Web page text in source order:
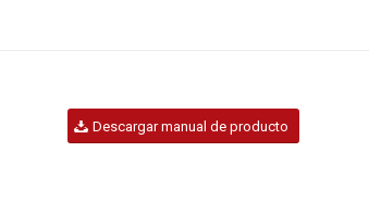
Descargar manual de producto